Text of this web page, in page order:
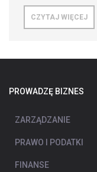
CZYTAJ WIĘCEJ
PROWADZĘ BIZNES
ZARZĄDZANIE
PRAWO I PODATKI
FINANSE